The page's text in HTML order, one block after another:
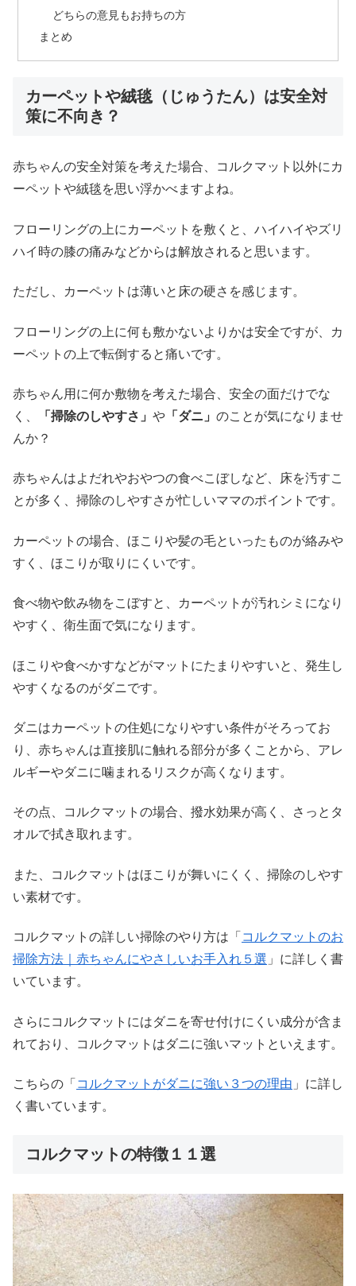
どちらの意見もお持ちの方
まとめ
カーペットや絨毯（じゅうたん）は安全対
策に不向き？
赤ちゃんの安全対策を考えた場合、コルクマット以外にカ
ーペットや絨毯を思い浮かべますよね。
フローリングの上にカーペットを敷くと、ハイハイやズリ
ハイ時の膝の痛みなどからは解放されると思います。
ただし、カーペットは薄いと床の硬さを感じます。
フローリングの上に何も敷かないよりかは安全ですが、カ
ーペットの上で転倒すると痛いです。
赤ちゃん用に何か敷物を考えた場合、安全の面だけでな
く、
「掃除のしやすさ」 や 「ダニ」 のことが気になりませ
んか？
赤ちゃんはよだれやおやつの食べこぼしなど、床を汚すこ
とが多く、掃除のしやすさが忙しいママのポイントです。
カーペットの場合、ほこりや髪の毛といったものが絡みや
すく、ほこりが取りにくいです。
食べ物や飲み物をこぼすと、カーペットが汚れシミになり
やすく、衛生面で気になります。
ほこりや食べかすなどがマットにたまりやすいと、発生し
やすくなるのがダニです。
ダニはカーペットの住処になりやすい条件がそろってお
り、赤ちゃんは直接肌に触れる部分が多くことから、アレ
ルギーやダニに噛まれるリスクが高くなります。
その点、コルクマットの場合、撥水効果が高く、さっとタ
オルで拭き取れます。
また、コルクマットはほこりが舞いにくく、掃除のしやす
い素材です。
コルクマットの詳しい掃除のやり方は「 コルクマットのお
掃除方法｜赤ちゃんにやさしいお手入れ５選 」に詳しく書
いています。
さらにコルクマットにはダニを寄せ付けにくい成分が含ま
れており、コルクマットはダニに強いマットといえます。
こちらの「 コルクマットがダニに強い３つの理由 」に詳し
く書いています。
コルクマットの特徴１１選